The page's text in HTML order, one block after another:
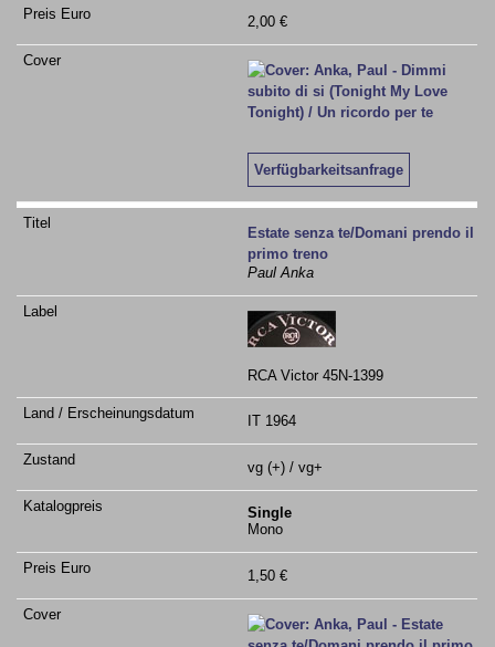
2,00 €
Verfügbarkeitsanfrage
Estate senza te/Domani prendo il
primo treno
Paul Anka
RCA Victor 45N-1399
IT 1964
vg (+) / vg+
Single
Mono
1,50 €